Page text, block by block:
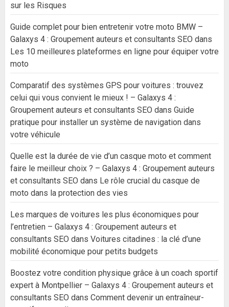
sur les Risques
Guide complet pour bien entretenir votre moto BMW –
Galaxys 4 : Groupement auteurs et consultants SEO dans
Les 10 meilleures plateformes en ligne pour équiper votre
moto
Comparatif des systèmes GPS pour voitures : trouvez
celui qui vous convient le mieux ! – Galaxys 4 :
Groupement auteurs et consultants SEO dans Guide
pratique pour installer un système de navigation dans
votre véhicule
Quelle est la durée de vie d’un casque moto et comment
faire le meilleur choix ? – Galaxys 4 : Groupement auteurs
et consultants SEO dans Le rôle crucial du casque de
moto dans la protection des vies
Les marques de voitures les plus économiques pour
l’entretien – Galaxys 4 : Groupement auteurs et
consultants SEO dans Voitures citadines : la clé d’une
mobilité économique pour petits budgets
Boostez votre condition physique grâce à un coach sportif
expert à Montpellier – Galaxys 4 : Groupement auteurs et
consultants SEO dans Comment devenir un entraîneur-